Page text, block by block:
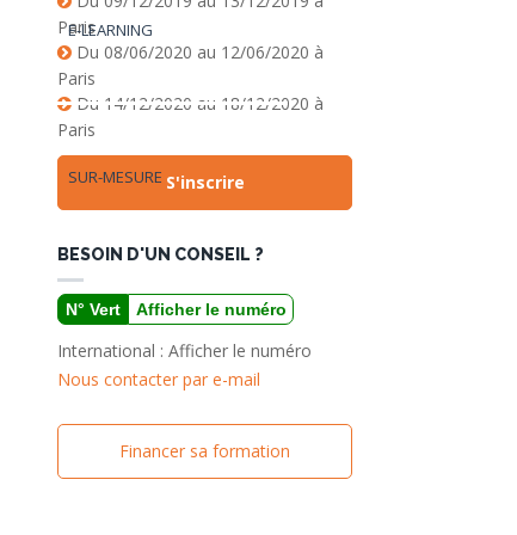
E-LEARNING
SUR-MESURE
Paris
Du 08/06/2020 au 12/06/2020 à
Paris
Du 14/12/2020 au 18/12/2020 à
Paris
S'inscrire
BESOIN D'UN CONSEIL ?
N° Vert Afficher le numéro
International : Afficher le numéro
Nous contacter par e-mail
Financer sa formation